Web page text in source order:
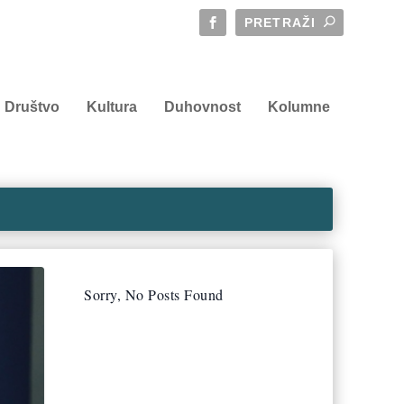
Društvo Kultura Duhovnost Kolumne
Sorry, No Posts Found